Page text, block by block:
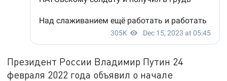
Президент России Владимир Путин 24
февраля 2022 года объявил о начале